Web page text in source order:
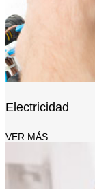
Electricidad
VER MÁS